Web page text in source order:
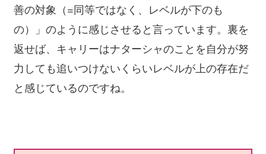
善の対象（=同等ではなく、レベルが下のも
の）」のように感じさせると言っています。裏を
返せば、キャリーはナターシャのことを自分が努
力しても追いつけないくらいレベルが上の存在だ
と感じているのですね。